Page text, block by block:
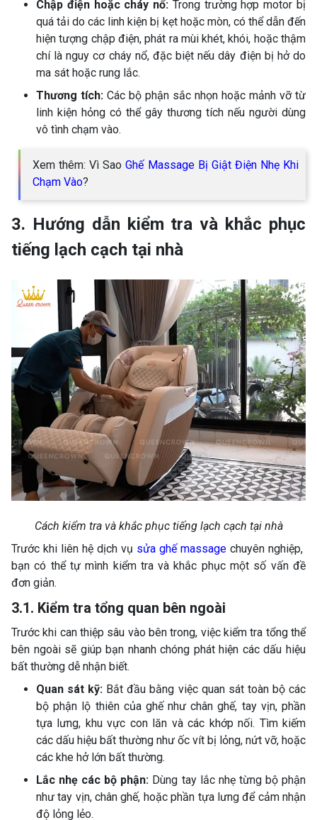
Chập điện hoặc cháy nổ: Trong trường hợp motor bị
quá tải do các linh kiện bị kẹt hoặc mòn, có thể dẫn đến
hiện tượng chập điện, phát ra mùi khét, khói, hoặc thậm
chí là nguy cơ cháy nổ, đặc biệt nếu dây điện bị hở do
ma sát hoặc rung lắc.
Thương tích: Các bộ phận sắc nhọn hoặc mảnh vỡ từ
linh kiện hỏng có thể gây thương tích nếu người dùng
vô tình chạm vào.
Xem thêm: Vì SaoGhế Massage Bị Giật Điện Nhẹ Khi
Chạm Vào?
3. Hướng dẫn kiểm tra và khắc phục
tiếng lạch cạch tại nhà
Cách kiểm tra và khắc phục tiếng lạch cạch tại nhà
Trước khi liên hệ dịch vụ sửa ghế massage chuyên nghiệp,
bạn có thể tự mình kiểm tra và khắc phục một số vấn đề
đơn giản.
3.1. Kiểm tra tổng quan bên ngoài
Trước khi can thiệp sâu vào bên trong, việc kiểm tra tổng thể
bên ngoài sẽ giúp bạn nhanh chóng phát hiện các dấu hiệu
bất thường dễ nhận biết.
Quan sát kỹ: Bắt đầu bằng việc quan sát toàn bộ các
bộ phận lộ thiên của ghế như chân ghế, tay vịn, phần
tựa lưng, khu vực con lăn và các khớp nối. Tìm kiếm
các dấu hiệu bất thường như ốc vít bị lỏng, nứt vỡ, hoặc
các khe hở lớn bất thường.
Lắc nhẹ các bộ phận: Dùng tay lắc nhẹ từng bộ phận
như tay vịn, chân ghế, hoặc phần tựa lưng để cảm nhận
độ lỏng lẻo.